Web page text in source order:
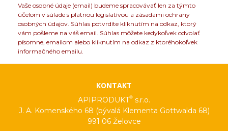
Vaše osobné údaje (email) budeme spracovávať len za týmto
účelom v súlade s platnou legislatívou a zásadami ochrany
osobných údajov. Súhlas potvrdíte kliknutím na odkaz, ktorý
vám pošleme na váš email. Súhlas môžete kedykoľvek odvolať
písomne, emailom alebo kliknutím na odkaz z ktoréhokoľvek
informačného emailu.
KONTAKT
APIPRODUKT® s.r.o.
J. A. Komenského 68 (bývalá Klementa Gottwalda 68)
991 06 Želovce